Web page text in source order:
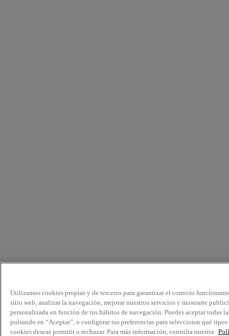
Utilizamos cookies propias y de terceros para garantizar el correcto
sitio web, analizar la navegación, mejorar nuestros servicios y mostrarte
personalizada en función de tus hábitos de navegación. Puedes aceptar todas
pulsando en “Aceptar”, o configurar tus preferencias para seleccionar qué tipos
cookies deseas permitir o rechazar. Para más información, consulta nuestra